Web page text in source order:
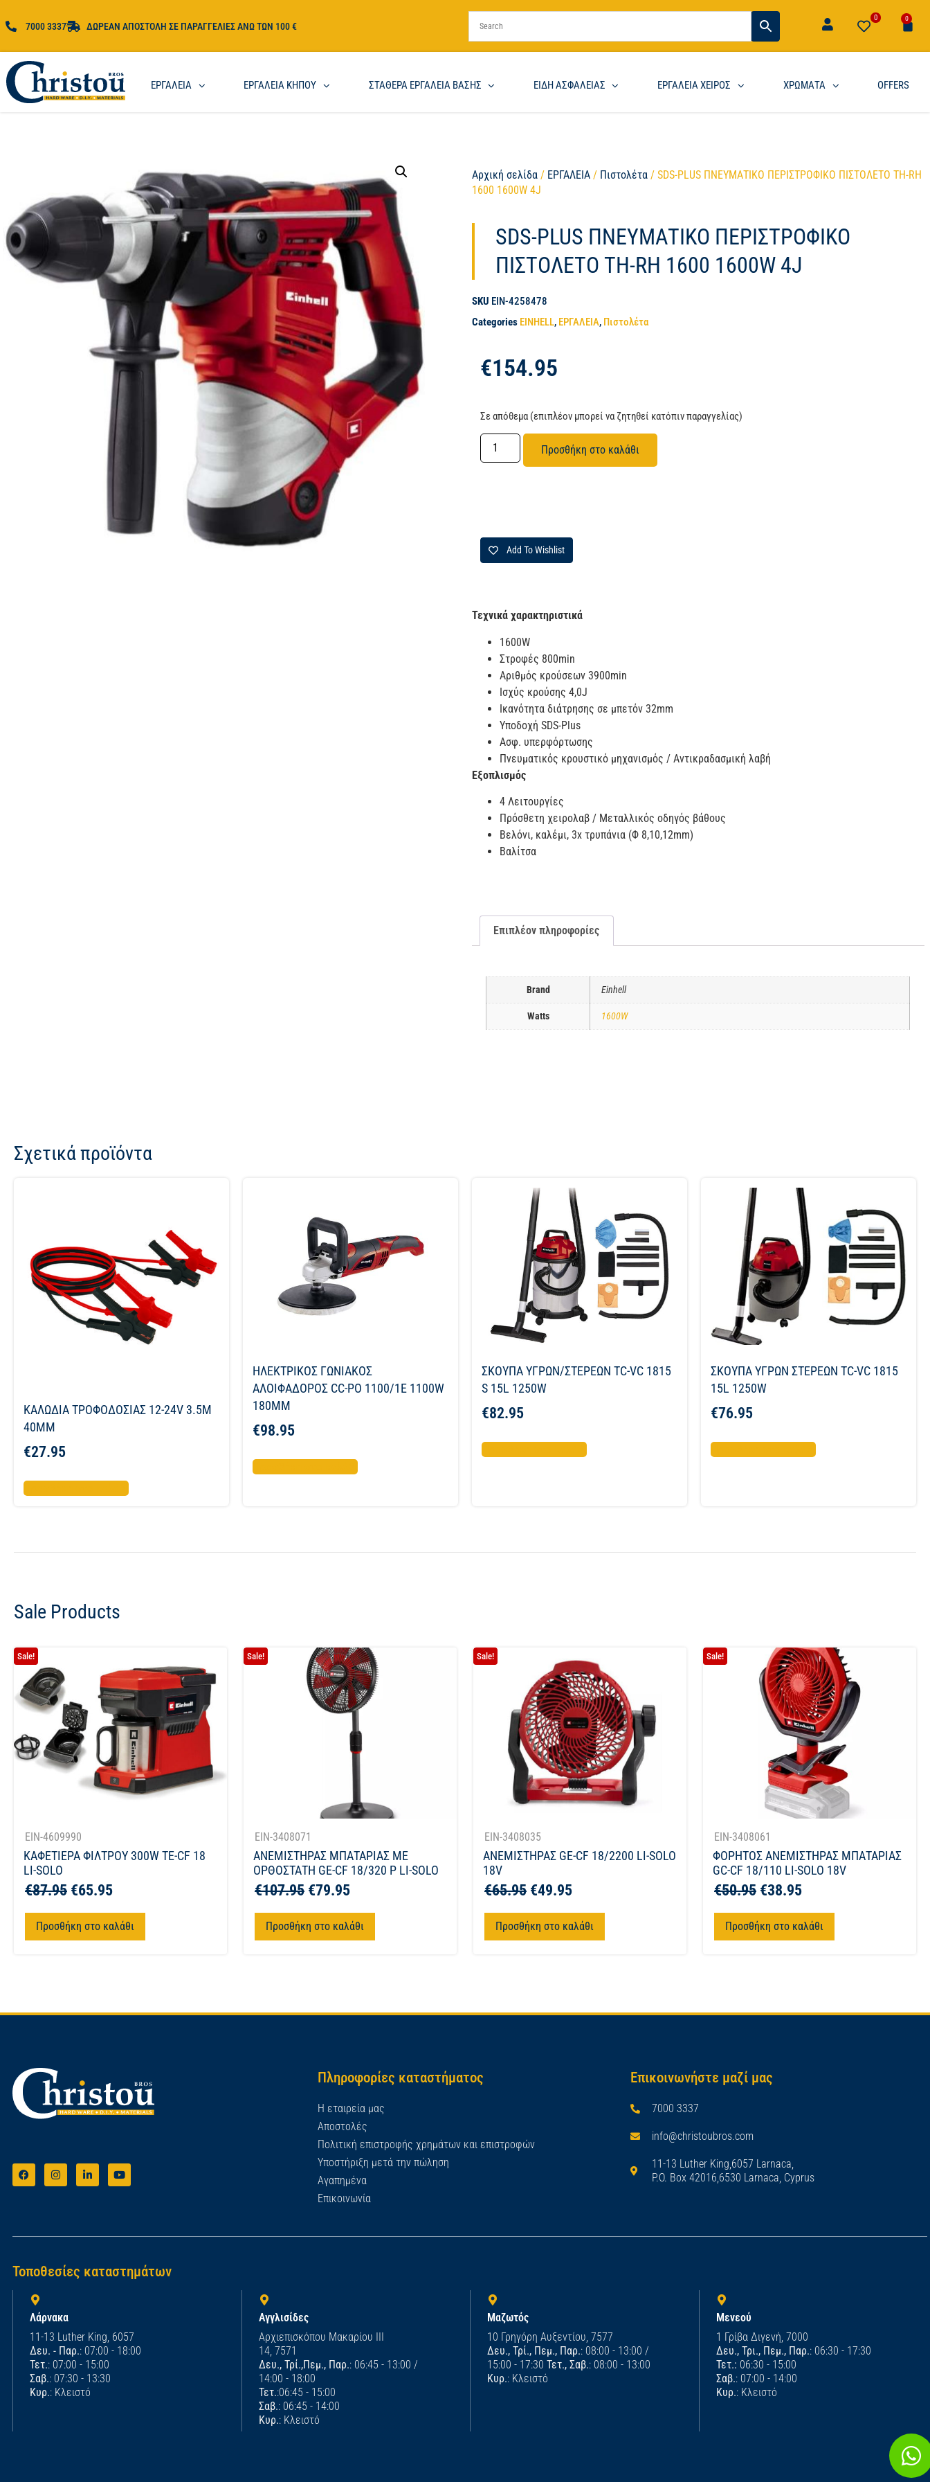
7000 3337 ΔΩΡΕΑΝ ΑΠΟΣΤΟΛΗ ΣΕ ΠΑΡΑΓΓΕΛΙΕΣ ΑΝΩ ΤΩΝ 100 €
0 0
ΕΡΓΑΛΕΙΑ ΕΡΓΑΛΕΙΑ ΚΗΠΟΥ ΣΤΑΘΕΡΑ ΕΡΓΑΛΕΙΑ ΒΑΣΗΣ ΕΙΔΗ ΑΣΦΑΛΕΙΑΣ ΕΡΓΑΛΕΙΑ ΧΕΙΡΟΣ ΧΡΩΜΑΤΑ OFFERS
Αρχική σελίδα / ΕΡΓΑΛΕΙΑ / Πιστολέτα / SDS-PLUS ΠΝΕΥΜΑΤΙΚΟ ΠΕΡΙΣΤΡΟΦΙΚΟ ΠΙΣΤΟΛΕΤΟ TH-RH
1600 1600W 4J
SDS-PLUS ΠΝΕΥΜΑΤΙΚΟ ΠΕΡΙΣΤΡΟΦΙΚΟ
ΠΙΣΤΟΛΕΤΟ TH-RH 1600 1600W 4J
SKU EIN-4258478
Categories EINHELL, ΕΡΓΑΛΕΙΑ, Πιστολέτα
€154.95
Σε απόθεμα (επιπλέον μπορεί να ζητηθεί κατόπιν παραγγελίας)
Προσθήκη στο καλάθι
Add To Wishlist
Τεχνικά χαρακτηριστικά
1600W
Στροφές 800min
Αριθμός κρούσεων 3900min
Ισχύς κρούσης 4,0J
Ικανότητα διάτρησης σε μπετόν 32mm
Υποδοχή SDS-Plus
Aσφ. υπερφόρτωσης
Πνευματικός κρουστικό μηχανισμός / Αντικραδασμική λαβή
Εξοπλισμός
4 Λειτουργίες
Πρόσθετη χειρολαβ / Μεταλλικός οδηγός βάθους
Βελόνι, καλέμι, 3x τρυπάνια (Φ 8,10,12mm)
Βαλίτσα
Επιπλέον πληροφορίες
Brand Einhell
Watts 1600W
Σχετικά προϊόντα
ΚΑΛΩΔΙΑ ΤΡΟΦΟΔΟΣΙΑΣ 12-24V 3.5M
40MM
€27.95
ΗΛΕΚΤΡΙΚΟΣ ΓΩΝΙΑΚΟΣ
ΑΛΟΙΦΑΔΟΡΟΣ CC-PO 1100/1E 1100W
180MM
€98.95
ΣΚΟΥΠΑ ΥΓΡΩΝ/ΣΤΕΡΕΩΝ TC-VC 1815
S 15L 1250W
€82.95
ΣΚΟΥΠΑ ΥΓΡΩΝ ΣΤΕΡΕΩΝ TC-VC 1815
15L 1250W
€76.95
Sale Products
Sale!
EIN-4609990
ΚΑΦΕΤΙΕΡΑ ΦΙΛΤΡΟΥ 300W TE-CF 18
LI-SOLO
€87.95 €65.95
Προσθήκη στο καλάθι
Sale!
EIN-3408071
ΑΝΕΜΙΣΤΗΡΑΣ ΜΠΑΤΑΡΙΑΣ ΜΕ
ΟΡΘΟΣΤΑΤΗ GE-CF 18/320 P LI-SOLO
€107.95 €79.95
Προσθήκη στο καλάθι
Sale!
EIN-3408035
ΑΝΕΜΙΣΤΗΡΑΣ GE-CF 18/2200 LI-SOLO
18V
€65.95 €49.95
Προσθήκη στο καλάθι
Sale!
EIN-3408061
ΦΟΡΗΤΟΣ ΑΝΕΜΙΣΤΗΡΑΣ ΜΠΑΤΑΡΙΑΣ
GC-CF 18/110 LI-SOLO 18V
€50.95 €38.95
Προσθήκη στο καλάθι
Πληροφορίες καταστήματος
Η εταιρεία μας
Αποστολές
Πολιτική επιστροφής χρημάτων και επιστροφών
Υποστήριξη μετά την πώληση
Αγαπημένα
Επικοινωνία
Επικοινωνήστε μαζί μας
7000 3337
info@christoubros.com
11-13 Luther King,6057 Larnaca,
P.O. Box 42016,6530 Larnaca, Cyprus
Τοποθεσίες καταστημάτων
Λάρνακα
11-13 Luther King, 6057
Δευ. - Παρ.: 07:00 - 18:00
Τετ.: 07:00 - 15:00
Σαβ.: 07:30 - 13:30
Κυρ.: Κλειστό
Αγγλισίδες
Αρχιεπισκόπου Μακαρίου ΙΙΙ
14, 7571
Δευ., Τρί.,Πεμ., Παρ.: 06:45 - 13:00 /
14:00 - 18:00
Τετ.:06:45 - 15:00
Σαβ.: 06:45 - 14:00
Κυρ.: Κλειστό
Μαζωτός
10 Γρηγόρη Αυξεντίου, 7577
Δευ., Τρί., Πεμ., Παρ.: 08:00 - 13:00 /
15:00 - 17:30 Τετ., Σαβ.: 08:00 - 13:00
Κυρ.: Κλειστό
Μενεού
1 Γρίβα Διγενή, 7000
Δευ., Τρι., Πεμ., Παρ.: 06:30 - 17:30
Τετ.: 06:30 - 15:00
Σαβ.: 07:00 - 14:00
Κυρ.: Κλειστό